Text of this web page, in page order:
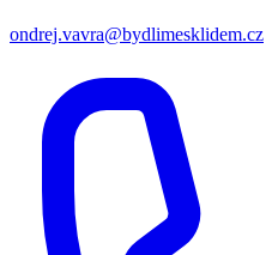
ondrej.vavra@bydlimesklidem.cz